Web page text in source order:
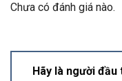
Chưa có đánh giá nào.
Hãy là người